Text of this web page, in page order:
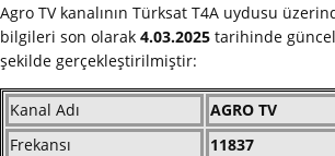
Agro TV kanalının Türksat T4A uydusu
bilgileri son olarak 4.03.2025 tarihinde
şekilde gerçekleştirilmiştir:
Kanal Adı
AGRO TV
Frekansı
11837